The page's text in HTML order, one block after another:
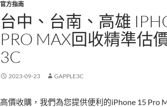
官方指南
台中、台南、高雄
PRO MAX回收精準估
3C
2023-09-23 GAPPLE3C
高價收購，我們為您提供便利的iPhone 15 Pro